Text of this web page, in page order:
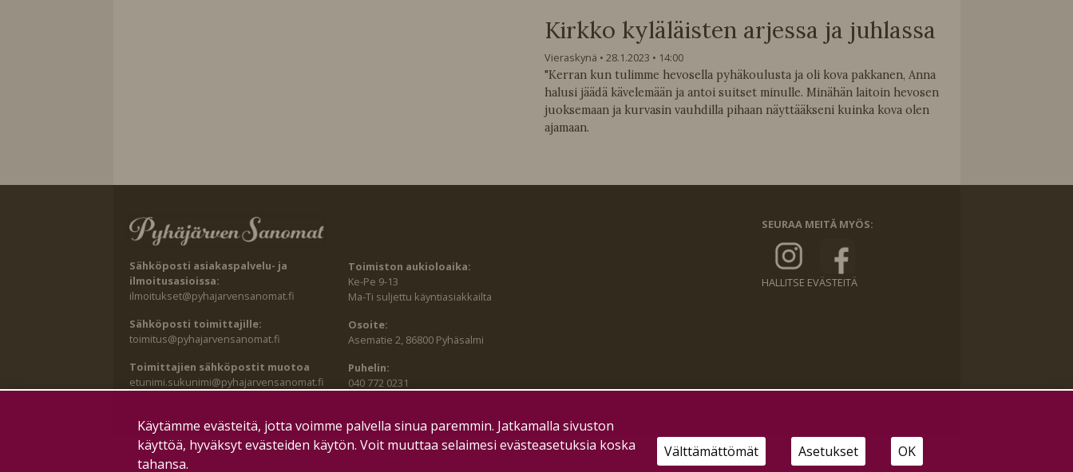
Kirkko kyläläisten arjessa ja juhlassa
Vieraskynä 28.1.2023
14:00
"Kerran kun tulimme hevosella pyhäkoulusta ja oli kova pakkanen, Anna
halusi jäädä kävelemään ja antoi suitset minulle. Minähän laitoin hevosen
juoksemaan ja kurvasin vauhdilla pihaan näyttääkseni kuinka kova olen
ajamaan.
Sähköposti asiakaspalvelu- ja
ilmoitusasioissa:
ilmoitukset@pyhajarvensanomat.fi
Sähköposti toimittajille:
toimitus@pyhajarvensanomat.fi
Toimittajien sähköpostit muotoa
etunimi.sukunimi@pyhajarvensanomat.fi
Toimiston aukioloaika:
Ke-Pe 9-13
Ma-Ti suljettu käyntiasiakkailta
Osoite:
Asematie 2, 86800 Pyhäsalmi
Puhelin:
040 772 0231
SEURAA MEITÄ MYÖS:
HALLITSE EVÄSTEITÄ
Käytämme evästeitä, jotta voimme palvella sinua paremmin. Jatkamalla sivuston
käyttöä, hyväksyt evästeiden käytön. Voit muuttaa selaimesi evästeasetuksia koska
tahansa.
Välttämättömät Asetukset OK